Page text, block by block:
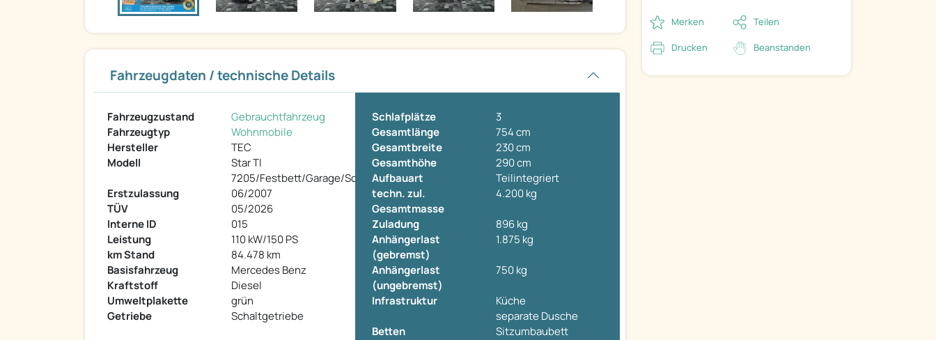
Fahrzeugdaten / technische Details
Fahrzeugzustand
Gebrauchtfahrzeug
Fahrzeugtyp
Wohnmobile
Hersteller
TEC
Modell
Star TI
7205/Festbett/Garage/Solar/Markise
Erstzulassung
06/2007
TÜV
05/2026
Interne ID
015
Leistung
110 kW/150 PS
km Stand
84.478 km
Basisfahrzeug
Mercedes Benz
Kraftstoff
Diesel
Umweltplakette
grün
Getriebe
Schaltgetriebe
Schlafplätze
3
Gesamtlänge
754 cm
Gesamtbreite
230 cm
Gesamthöhe
290 cm
Aufbauart
Teilintegriert
techn. zul.
Gesamtmasse
4.200 kg
Zuladung
896 kg
Anhängerlast
(gebremst)
1.875 kg
Anhängerlast
(ungebremst)
750 kg
Infrastruktur
Küche
separate Dusche
Betten
Sitzumbaubett
Merken Teilen
Drucken Beanstanden